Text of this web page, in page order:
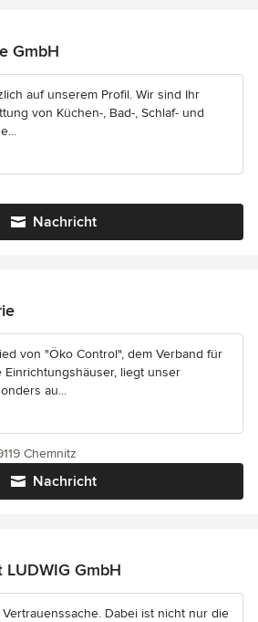
GmbH
auf unserem Profil. Wir sind Ihr
von Küchen-, Bad-, Schlaf- und
Nachricht
von "Öko Control", dem Verband für
liegt unser
au...
Nachricht
Chemnitz
GmbH
Dabei ist nicht nur die